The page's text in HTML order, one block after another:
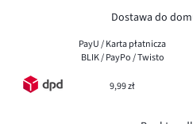
Dostawa do
PayU / Karta płatnicza
BLIK / PayPo / Twisto
9,99 zł